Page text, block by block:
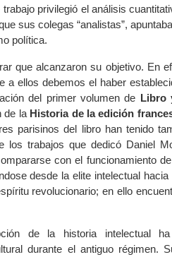
privilegió el análisis
sus colegas “analistas”,
política.
que alcanzaron su objetivo. En
a ellos debemos el haber
del primer volumen de Libro
de la Historia de la edición
parisinos del libro han tenido
los trabajos que dedicó Daniel
con el funcionamiento
desde la elite intelectual
revolucionario; en ello
de la historia intelectual
durante el antiguo régimen.